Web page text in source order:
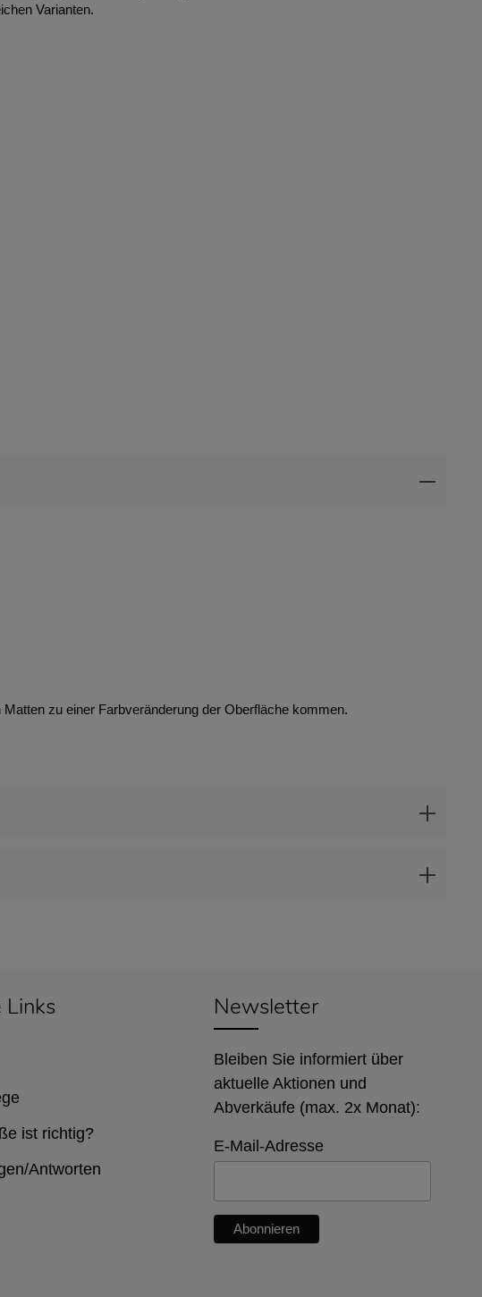
Varianten.
zu einer Farbveränderung der Oberfläche kommen.
Newsletter
Bleiben Sie informiert über
aktuelle Aktionen und
Abverkäufe (max. 2x Monat):
E-Mail-Adresse
Links
ist richtig?
Antworten